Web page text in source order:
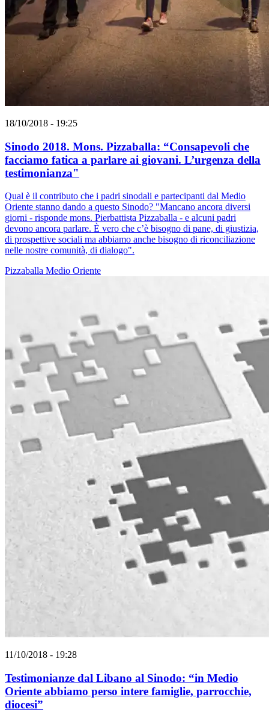
18/10/2018 - 19:25
Sinodo 2018. Mons. Pizzaballa: “Consapevoli che
facciamo fatica a parlare ai giovani. L’urgenza della
testimonianza"
Qual è il contributo che i padri sinodali e partecipanti dal Medio
Oriente stanno dando a questo Sinodo? "Mancano ancora diversi
giorni - risponde mons. Pierbattista Pizzaballa - e alcuni padri
devono ancora parlare. È vero che c’è bisogno di pane, di giustizia,
di prospettive sociali ma abbiamo anche bisogno di riconciliazione
nelle nostre comunità, di dialogo".
Pizzaballa Medio Oriente
11/10/2018 - 19:28
Testimonianze dal Libano al Sinodo: “in Medio
Oriente abbiamo perso intere famiglie, parrocchie,
diocesi”